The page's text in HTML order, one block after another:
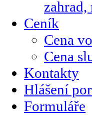
zahrad,
Ceník
Cena
Cena
Kontakty
Hlášení
Formuláře